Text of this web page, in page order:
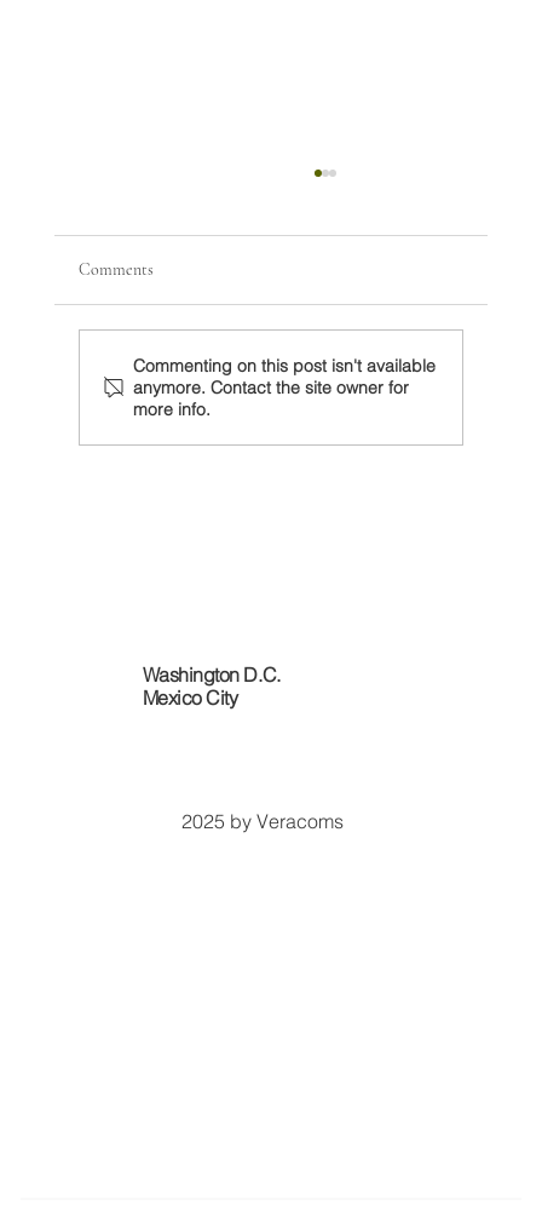
Sheinbaum debe preparar revisión del T-MEC
Comments
Commenting on this post isn't available
anymore. Contact the site owner for
more info.
Washington D.C.
​Mexico City
2025 by Veracoms